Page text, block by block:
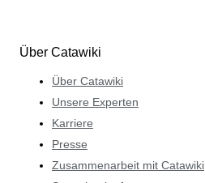
Über Catawiki
Über Catawiki
Unsere Experten
Karriere
Presse
Zusammenarbeit mit Catawiki